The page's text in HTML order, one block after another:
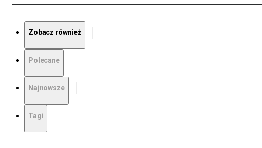
Zobacz również
Polecane
Najnowsze
Tagi